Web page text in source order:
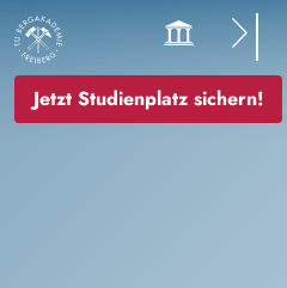
Jetzt Studienplatz sichern!
Image